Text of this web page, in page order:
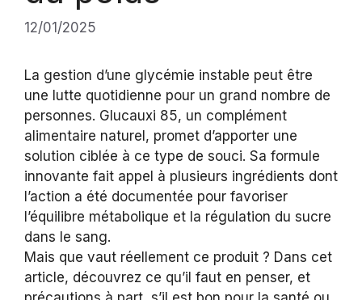
12/01/2025
La gestion d’une glycémie instable peut être
une lutte quotidienne pour un grand nombre de
personnes. Glucauxi 85, un complément
alimentaire naturel, promet d’apporter une
solution ciblée à ce type de souci. Sa formule
innovante fait appel à plusieurs ingrédients dont
l’action a été documentée pour favoriser
l’équilibre métabolique et la régulation du sucre
dans le sang.
Mais que vaut réellement ce produit ? Dans cet
article, découvrez ce qu’il faut en penser, et